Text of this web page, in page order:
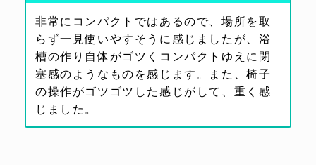
非常にコンパクトではあるので、場所を取
らず一見使いやすそうに感じましたが、浴
槽の作り自体がゴツくコンパクトゆえに閉
塞感のようなものを感じます。また、椅子
の操作がゴツゴツした感じがして、重く感
じました。